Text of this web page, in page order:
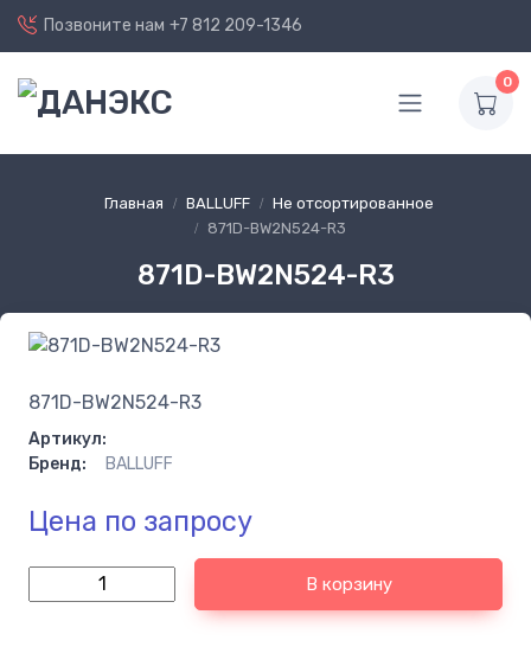
Позвоните нам +7 812 209-1346
0
Главная BALLUFF
Не отсортированное
871D-BW2N524-R3
871D-BW2N524-R3
871D-BW2N524-R3
Артикул:
Бренд:
BALLUFF
Цена по запросу
В корзину